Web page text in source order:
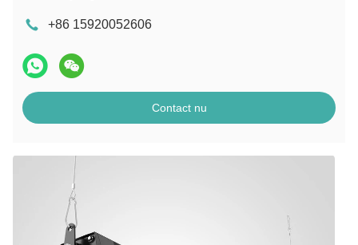
+86 15920052606
Contact nu